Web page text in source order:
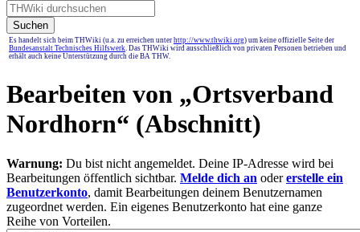
Suchen
Es handelt sich beim THWiki (u.a. zu erreichen unter http://www.thwiki.org) um keine offizielle Seite der
Bundesanstalt Technisches Hilfswerk. Das THWiki wird ausschließlich von privaten Personen betrieben und
erhält auch keine Unterstützung durch die BA THW.
Bearbeiten von „Ortsverband
Nordhorn“ (Abschnitt)
Warnung: Du bist nicht angemeldet. Deine IP-Adresse wird bei
Bearbeitungen öffentlich sichtbar. Melde dich an odererstelle ein
Benutzerkonto, damit Bearbeitungen deinem Benutzernamen
zugeordnet werden. Ein eigenes Benutzerkonto hat eine ganze
Reihe von Vorteilen.